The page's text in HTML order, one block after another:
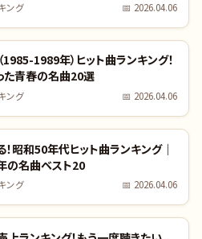
スト付き
ング 📅 2026.04.06
1989年）ヒット曲ランキング！
た青春の名曲20選
ング 📅 2026.04.06
昭和50年代ヒット曲ランキング｜
の名曲ベスト20
ング 📅 2026.04.06